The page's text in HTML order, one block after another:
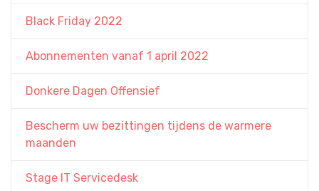
Black Friday 2022
Abonnementen vanaf 1 april 2022
Donkere Dagen Offensief
Bescherm uw bezittingen tijdens de warmere
maanden
Stage IT Servicedesk